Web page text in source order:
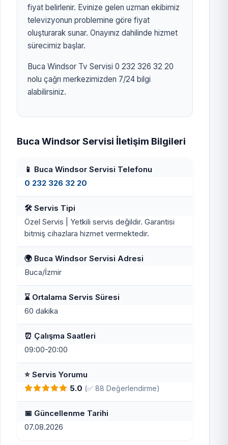
fiyat belirlenir. Evinize gelen uzman ekibimiz
televizyonun problemine göre fiyat
oluşturarak sunar. Onayınız dahilinde hizmet
sürecimiz başlar.
Buca Windsor Tv Servisi 0 232 326 32 20
nolu çağrı merkezimizden 7/24 bilgi
alabilirsiniz.
Buca Windsor Servisi İletişim Bilgileri
📱 Buca Windsor Servisi Telefonu
0 232 326 32 20
🛠️ Servis Tipi
Özel Servis | Yetkili servis değildir. Garantisi
bitmiş cihazlara hizmet vermektedir.
🌍 Buca Windsor Servisi Adresi
Buca/İzmir
⌛ Ortalama Servis Süresi
60 dakika
⏰ Çalışma Saatleri
09:00-20:00
⭐ Servis Yorumu
5.0 (✅ 88 Değerlendirme)
📅 Güncellenme Tarihi
07.08.2026